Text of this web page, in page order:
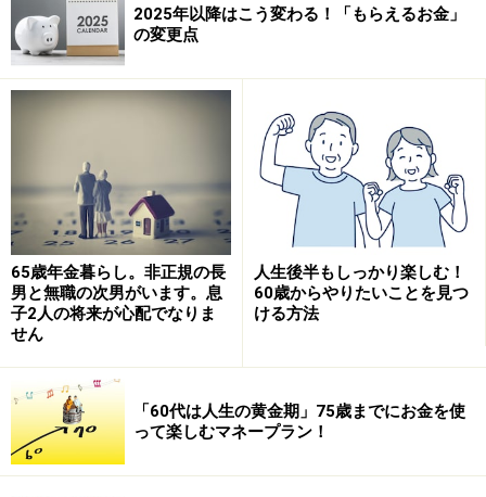
2025年以降はこう変わる！「もらえるお金」
の変更点
65歳年金暮らし。非正規の長
男と無職の次男がいます。息
子2人の将来が心配でなりま
せん
人生後半もしっかり楽しむ！
60歳からやりたいことを見つ
ける方法
「60代は人生の黄金期」75歳までにお金を使
って楽しむマネープラン！